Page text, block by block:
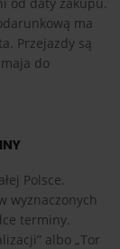
ma
Przejazdy są
do
Polsce.
wyznaczonych
terminy.
albo „Tor